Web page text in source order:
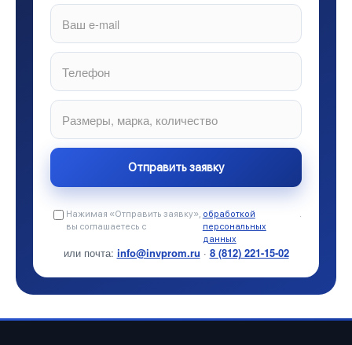
Нажимая «Отправить заявку»,
вы соглашаетесь с
обработкой
персональных
данных
.
или почта: info@invprom.ru · 8 (812) 221-15-02